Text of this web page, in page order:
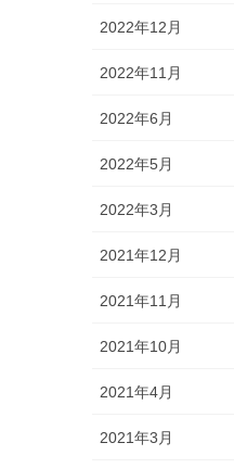
2022年12月
2022年11月
2022年6月
2022年5月
2022年3月
2021年12月
2021年11月
2021年10月
2021年4月
2021年3月